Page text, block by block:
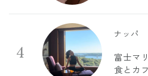
4
ナッパ
富士マ
食とカ